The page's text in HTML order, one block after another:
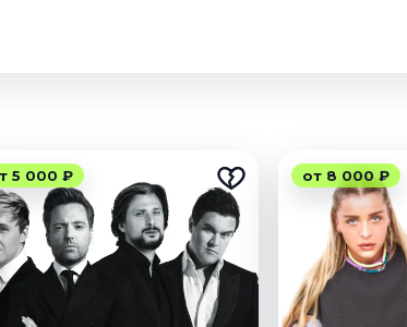
5 000 ₽ от 8 000 ₽